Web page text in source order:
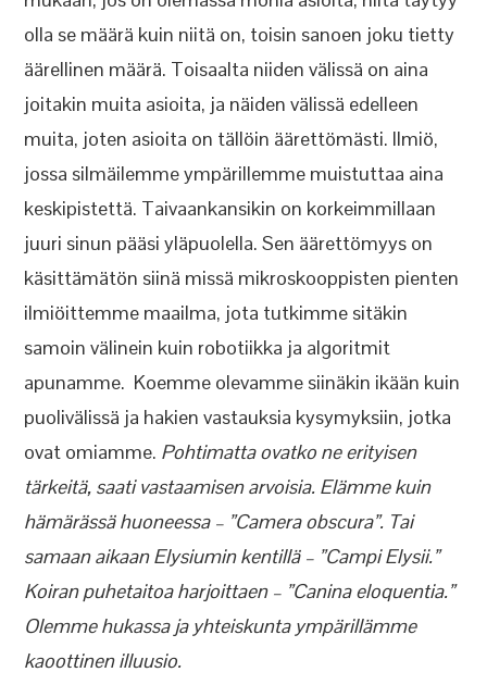
olla se määrä kuin niitä on, toisin sanoen joku tietty
äärellinen määrä. Toisaalta niiden välissä on aina
joitakin muita asioita, ja näiden välissä edelleen
muita, joten asioita on tällöin äärettömästi. Ilmiö,
jossa silmäilemme ympärillemme muistuttaa aina
keskipistettä. Taivaankansikin on korkeimmillaan
juuri sinun pääsi yläpuolella. Sen äärettömyys on
käsittämätön siinä missä mikroskooppisten pienten
ilmiöittemme maailma, jota tutkimme sitäkin
samoin välinein kuin robotiikka ja algoritmit
apunamme. Koemme olevamme siinäkin ikään kuin
puolivälissä ja hakien vastauksia kysymyksiin, jotka
ovat omiamme. Pohtimatta ovatko ne erityisen
tärkeitä, saati vastaamisen arvoisia. Elämme kuin
hämärässä huoneessa – ”Camera obscura”. Tai
samaan aikaan Elysiumin kentillä – ”Campi Elysii.”
Koiran puhetaitoa harjoittaen – ”Canina eloquentia.”
Olemme hukassa ja yhteiskunta ympärillämme
kaoottinen illuusio.